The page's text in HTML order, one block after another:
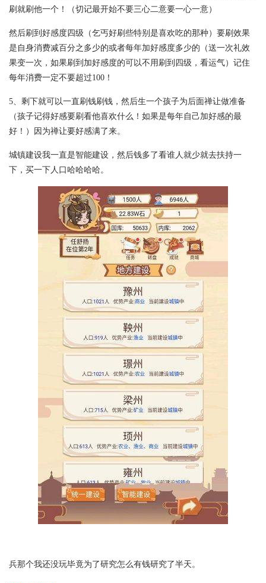
刷就刷他一个！（切记最开始不要三心二意要一心一意）
然后刷到好感度四级（乞丐好刷些特别是喜欢吃的那种）要刷效果
是自身消费减百分之多少的或者每年加好感度多少的（送一次礼效
果变一次，如果刷到加好感度的可以不用刷到四级，看运气）记住
每年消费一定不要超过100！
5、剩下就可以一直刷钱刷钱，然后生一个孩子为后面禅让做准备
（孩子记得好感要刷看他喜欢什么！如果是每年自己加好感的最
好！）因为禅让要好感满了来。
城镇建设我一直是智能建设，然后钱多了看谁人就少就去扶持一
下，买一下人口哈哈哈哈。
兵那个我还没玩毕竟为了研究怎么有钱研究了半天。